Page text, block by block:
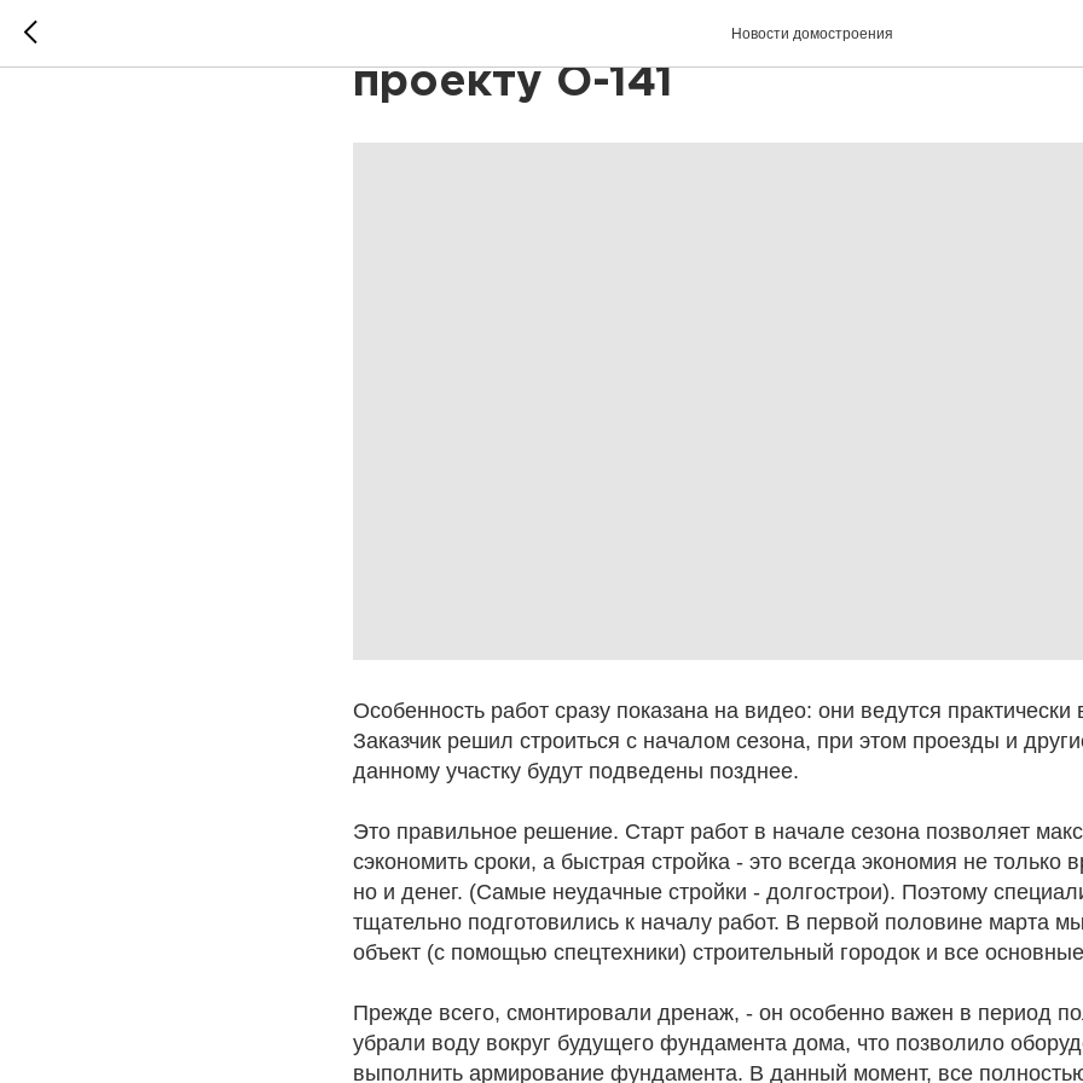
Новости домостроения
«Максимово парк»: строим
проекту О-141
Особенность работ сразу показана на видео: они ведутся практически
Заказчик решил строиться с началом сезона, при этом проезды и
данному участку будут подведены позднее.
Это правильное решение. Старт работ в начале сезона позволяет
сэкономить сроки, а быстрая стройка - это всегда экономия не только
но и денег. (Самые неудачные стройки - долгострои). Поэтому
тщательно подготовились к началу работ. В первой половине марта
объект (с помощью спецтехники) строительный городок и все
Прежде всего, смонтировали дренаж, - он особенно важен в период
убрали воду вокруг будущего фундамента дома, что позволило
выполнить армирование фундамента. В данный момент, все